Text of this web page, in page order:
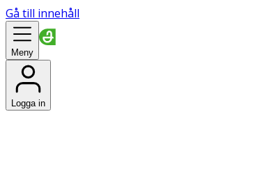
Gå till innehåll
Meny
Logga in